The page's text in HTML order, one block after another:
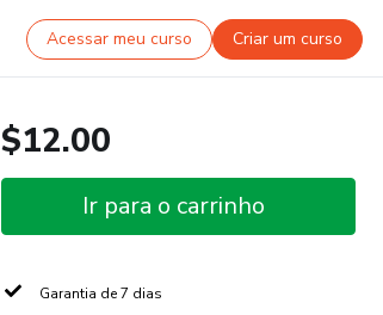
Acessar meu curso Criar um curso
$12.00
Ir para o carrinho
Garantia de 7 dias